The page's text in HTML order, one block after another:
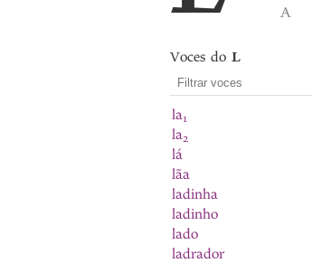
A
Voces do L
la1
la2
lá
lãa
ladinha
ladinho
lado
ladrador